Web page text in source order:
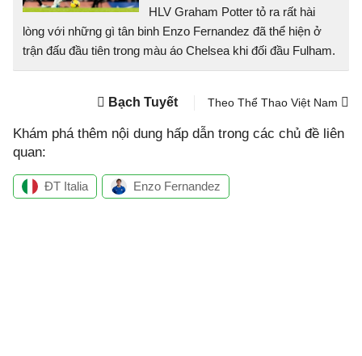
HLV Graham Potter tỏ ra rất hài
lòng với những gì tân binh Enzo Fernandez đã thể hiện ở
trận đấu đầu tiên trong màu áo Chelsea khi đối đầu Fulham.
Bạch Tuyết Theo Thể Thao Việt Nam
Khám phá thêm nội dung hấp dẫn trong các chủ đề liên
quan:
ĐT Italia Enzo Fernandez